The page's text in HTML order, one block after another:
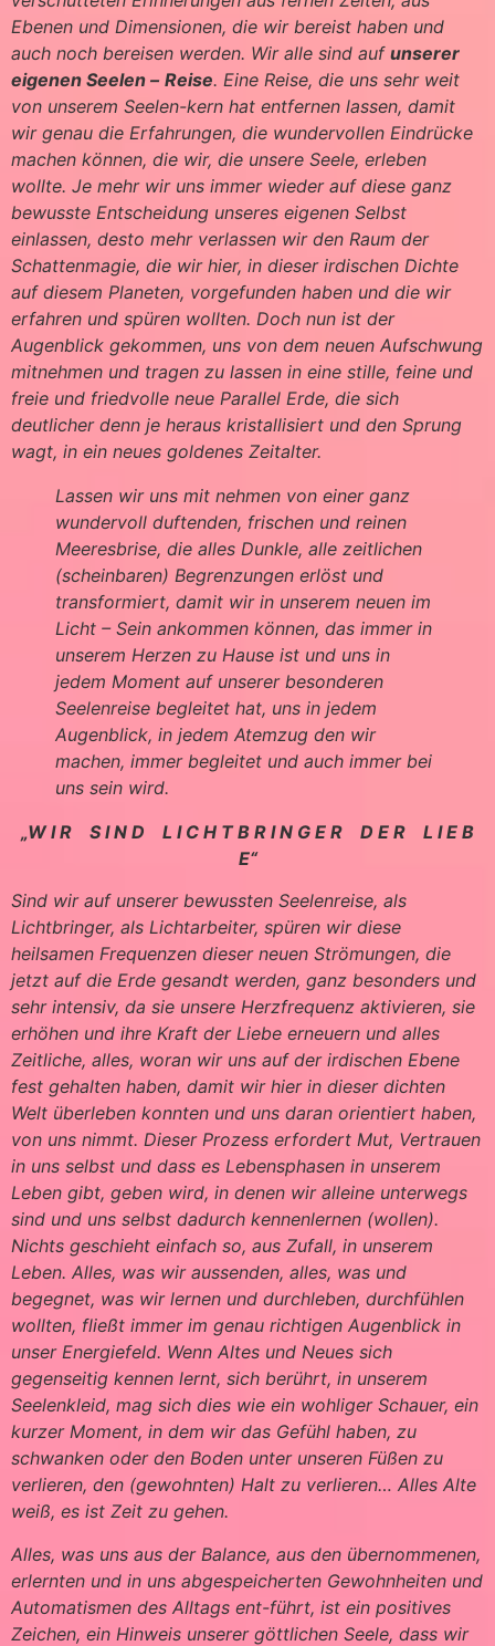
Ebenen und Dimensionen, die wir bereist haben und
auch noch bereisen werden. Wir alle sind auf unserer
eigenen Seelen – Reise. Eine Reise, die uns sehr weit
von unserem Seelen-kern hat entfernen lassen, damit
wir genau die Erfahrungen, die wundervollen Eindrücke
machen können, die wir, die unsere Seele, erleben
wollte. Je mehr wir uns immer wieder auf diese ganz
bewusste Entscheidung unseres eigenen Selbst
einlassen, desto mehr verlassen wir den Raum der
Schattenmagie, die wir hier, in dieser irdischen Dichte
auf diesem Planeten, vorgefunden haben und die wir
erfahren und spüren wollten. Doch nun ist der
Augenblick gekommen, uns von dem neuen Aufschwung
mitnehmen und tragen zu lassen in eine stille, feine und
freie und friedvolle neue Parallel Erde, die sich
deutlicher denn je heraus kristallisiert und den Sprung
wagt, in ein neues goldenes Zeitalter.
Lassen wir uns mit nehmen von einer ganz
wundervoll duftenden, frischen und reinen
Meeresbrise, die alles Dunkle, alle zeitlichen
(scheinbaren) Begrenzungen erlöst und
transformiert, damit wir in unserem neuen im
Licht – Sein ankommen können, das immer in
unserem Herzen zu Hause ist und uns in
jedem Moment auf unserer besonderen
Seelenreise begleitet hat, uns in jedem
Augenblick, in jedem Atemzug den wir
machen, immer begleitet und auch immer bei
uns sein wird.
„W I R S I N D L I C H T B R I N G E R D E R L I E B
E“
Sind wir auf unserer bewussten Seelenreise, als
Lichtbringer, als Lichtarbeiter, spüren wir diese
heilsamen Frequenzen dieser neuen Strömungen, die
jetzt auf die Erde gesandt werden, ganz besonders und
sehr intensiv, da sie unsere Herzfrequenz aktivieren, sie
erhöhen und ihre Kraft der Liebe erneuern und alles
Zeitliche, alles, woran wir uns auf der irdischen Ebene
fest gehalten haben, damit wir hier in dieser dichten
Welt überleben konnten und uns daran orientiert haben,
von uns nimmt. Dieser Prozess erfordert Mut, Vertrauen
in uns selbst und dass es Lebensphasen in unserem
Leben gibt, geben wird, in denen wir alleine unterwegs
sind und uns selbst dadurch kennenlernen (wollen).
Nichts geschieht einfach so, aus Zufall, in unserem
Leben. Alles, was wir aussenden, alles, was und
begegnet, was wir lernen und durchleben, durchfühlen
wollten, fließt immer im genau richtigen Augenblick in
unser Energiefeld. Wenn Altes und Neues sich
gegenseitig kennen lernt, sich berührt, in unserem
Seelenkleid, mag sich dies wie ein wohliger Schauer, ein
kurzer Moment, in dem wir das Gefühl haben, zu
schwanken oder den Boden unter unseren Füßen zu
verlieren, den (gewohnten) Halt zu verlieren… Alles Alte
weiß, es ist Zeit zu gehen.
Alles, was uns aus der Balance, aus den übernommenen,
erlernten und in uns abgespeicherten Gewohnheiten und
Automatismen des Alltags ent-führt, ist ein positives
Zeichen, ein Hinweis unserer göttlichen Seele, dass wir